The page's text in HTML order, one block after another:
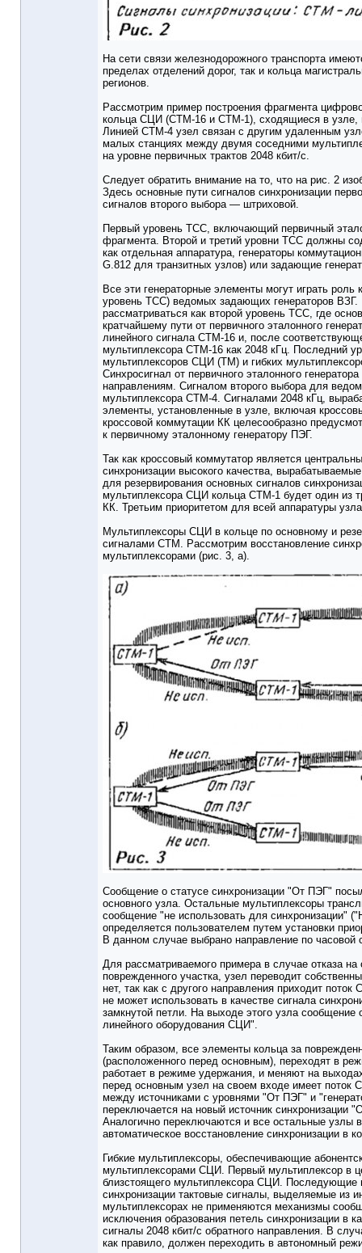
На сети связи железнодорожного транспорта
пределах отделений дорог, так и кольца
регионов.
Рассмотрим пример построения фрагмента
кольца СЦИ (СТМ-16 и СТМ-1), сходящиеся в узле,
Линией СТМ-4 узел связан с другим удаленным
малых станциях между двумя соседними
на уровне первичных трактов 2048 кбит/с.
Следует обратить внимание на то, что на рис. 2
Здесь основные пути сигналов синхронизации
сигналов второго выбора — штриховой.
Первый уровень ТСС, включающий первичный
фрагмента. Второй и третий уровни ТСС должны
как отдельная аппаратура, генераторы
G.812 для транзитных узлов) или задающие
Все эти генераторные элементы могут играть
уровень ТСС) ведомых задающих генераторов
рассматриваться как второй уровень ТСС, где
кратчайшему пути от первичного эталонного
линейного сигнала СТМ-16 и, после
мультиплексора СТМ-16 как 2048 кГц. Последний
мультиплексоров СЦИ (ТМ) и гибких
Синхросигнал от первичного эталонного
направлениям. Сигналом второго выбора для
мультиплексора СТМ-4. Сигналами 2048 кГц,
элементы, установленные в узле, включая
кроссовой коммутации КК целесообразно
к первичному эталонному генератору ПЭГ.
Так как кроссовый коммутатор является
синхронизации высокого качества,
для резервирования основных сигналов
мультиплексора СЦИ кольца СТМ-1 будет один из
КК. Третьим приоритетом для всей аппаратуры
Мультиплексоры СЦИ в кольце по основному и
сигналами СТМ. Рассмотрим восстановление
мультиплексорами (рис. 3, а).
Сообщение о статусе синхронизации "От ПЭГ"
основного узла. Остальные мультиплексоры
сообщение "не использовать для синхронизации"
определяется пользователем путем установки
В данном случае выбрано направление по часовой
Для рассматриваемого примера в случае отказа
поврежденного участка, узел переводит
нет, так как с другого направления приходит
не может использовать в качестве сигнала
замкнутой петли. На выходе этого узла сообщение
линейного оборудования СЦИ".
Таким образом, все элементы кольца за
(расположенного перед основным), переходят в
работает в режиме удержания, и меняют на
перед основным узел на своем входе имеет
между источниками с уровнями "От ПЭГ" и
переключается на новый источник синхронизации
Аналогично переключаются и все остальные узлы
автоматическое восстановление синхронизации в
Гибкие мультиплексоры, обеспечивающие
мультиплексорами СЦИ. Первый мультиплексор в
близстоящего мультиплексора СЦИ. Последующие
синхронизации тактовые сигналы, выделяемые из
мультиплексорах не применяются механизмы
исключения образования петель синхронизации в
сигналы 2048 кбит/с обратного направления. В
как правило, должен переходить в автономный